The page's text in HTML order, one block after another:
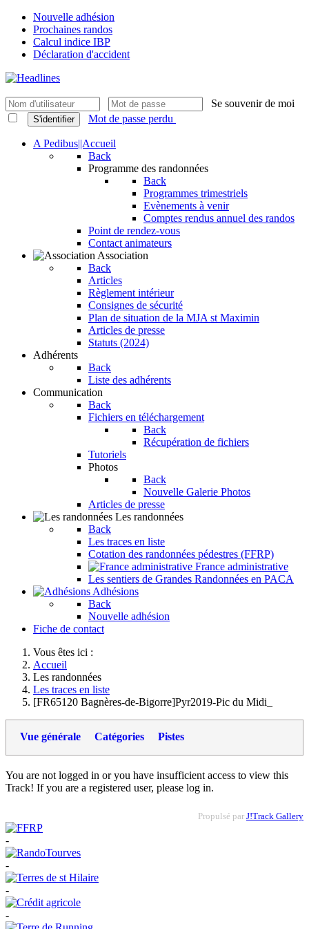
Nouvelle adhésion
Prochaines randos
Calcul indice IBP
Déclaration d'accident
Se souvenir de moi
S'identifier Mot de passe perdu
A Pedibus||Accueil
Back
Programme des randonnées
Back
Programmes trimestriels
Evènements à venir
Comptes rendus annuel des randos
Point de rendez-vous
Contact animateurs
Association
Back
Articles
Règlement intérieur
Consignes de sécurité
Plan de situation de la MJA st Maximin
Articles de presse
Statuts (2024)
Adhérents
Back
Liste des adhérents
Communication
Back
Fichiers en téléchargement
Back
Récupération de fichiers
Tutoriels
Photos
Back
Nouvelle Galerie Photos
Articles de presse
Les randonnées
Back
Les traces en liste
Cotation des randonnées pédestres (FFRP)
France administrative
Les sentiers de Grandes Randonnées en PACA
Adhésions
Back
Nouvelle adhésion
Fiche de contact
Vous êtes ici :
Accueil
Les randonnées
Les traces en liste
[FR65120 Bagnères-de-Bigorre]Pyr2019-Pic du Midi_
Vue générale Catégories Pistes
You are not logged in or you have insufficient access to view this
Track! If you are a registered user, please log in.
Propulsé par J!Track Gallery
-
-
-
-